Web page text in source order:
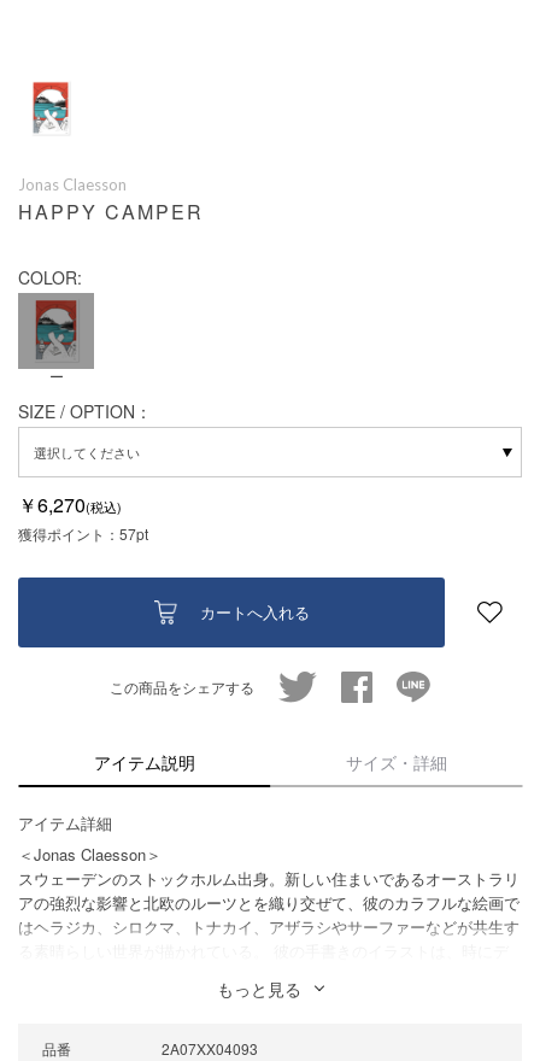
Jonas Claesson
HAPPY CAMPER
COLOR:
ー
SIZE / OPTION：
￥6,270(税込)
獲得ポイント： 57pt
カートへ入れる
この商品をシェアする twitter facebook
アイテム説明 サイズ・詳細
アイテム詳細
＜Jonas Claesson＞
スウェーデンのストックホルム出身。新しい住まいであるオーストラリ
アの強烈な影響と北欧のルーツとを織り交ぜて、彼のカラフルな絵画で
はヘラジカ、シロクマ、トナカイ、アザラシやサーファーなどが共生す
の活気なエッセンスのおかげで、ヨナスが生み出す独特な世界観はいつ
もっと見る
品番
2A07XX04093